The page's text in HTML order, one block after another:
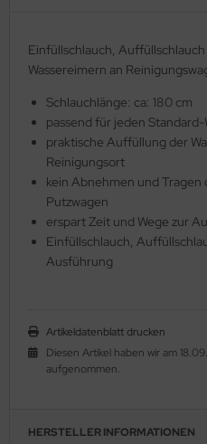
Einfüllschlauch,
Wassereimern an
Schlauchlänge: ca: 180 cm
passend für jeden Standard-
praktische Auffüllung der
Reinigungsort
kein Abnehmen und Tragen
Putzwagen
erspart Zeit und Wege zur
Einfüllschlauch,
Ausführung
Artikeldatenblatt drucken
Diesen Artikel haben wir am
aufgenommen.
HERSTELLER INFORMATIONEN